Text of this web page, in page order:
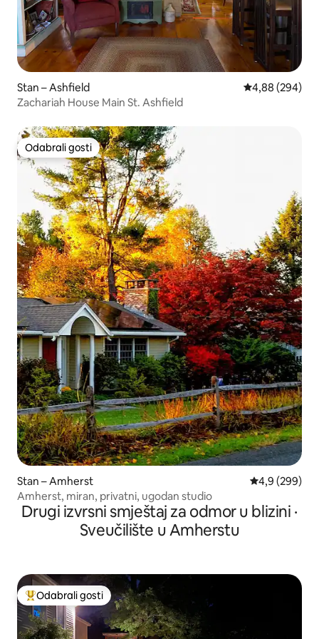
Stan – Ashfield Prosječna
4,88 (294)
Zachariah House Main St. Ashfield
Odabrali gosti
Odabrali gosti
Stan – Amherst Prosječna
4,9 (299)
Amherst, miran, privatni, ugodan studio
Drugi izvrsni smještaj za odmor u blizini ·
Sveučilište u Amherstu
Među najviše rangiranima s oznakom „Odabrali gosti”
Odabrali gosti